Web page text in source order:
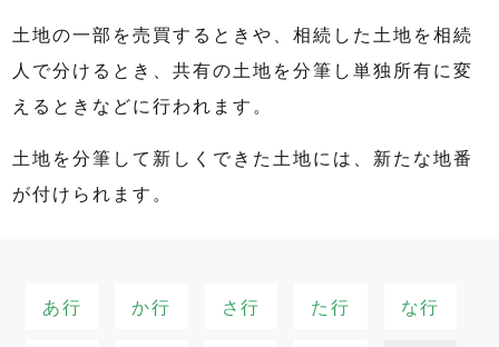
土地の一部を売買するときや、相続した土地を相続
人で分けるとき、共有の土地を分筆し単独所有に変
えるときなどに行われます。
土地を分筆して新しくできた土地には、新たな地番
が付けられます。
あ行 か行 さ行 た行 な行